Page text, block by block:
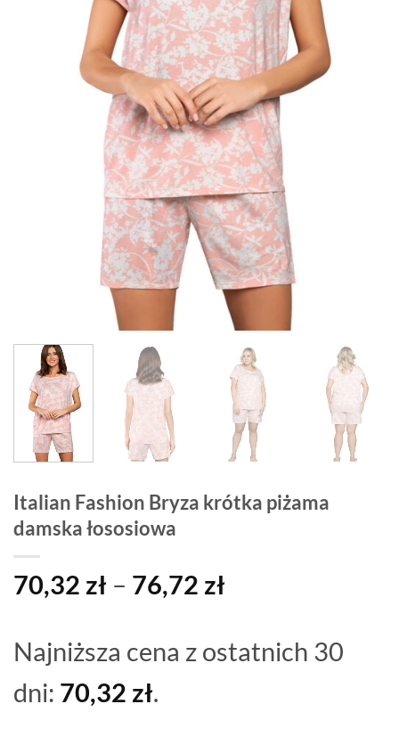
Italian Fashion Bryza krótka piżama
damska łososiowa
70,32 zł – 76,72 zł
70,32 zł
Najniższa cena z ostatnich 30
dni: 70,32 zł.